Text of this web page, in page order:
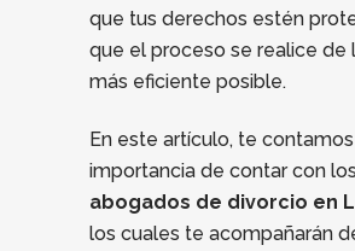
que tus derechos estén
que el proceso se realice de
más eficiente posible.
En este artículo, te
importancia de contar con los
abogados de divorcio en
los cuales te acompañarán